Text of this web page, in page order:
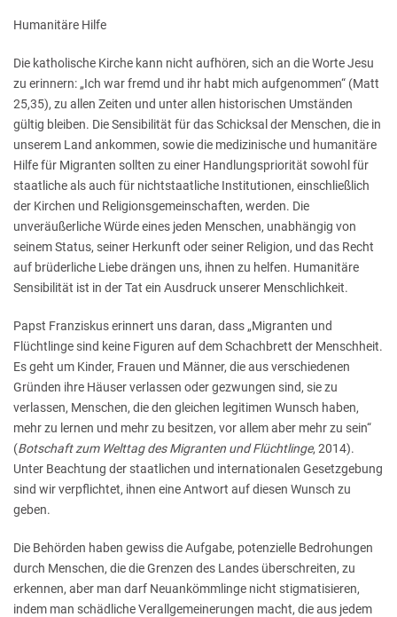
Humanitäre Hilfe
Die katholische Kirche kann nicht aufhören, sich an die Worte Jesu
zu erinnern: „Ich war fremd und ihr habt mich aufgenommen“ (Matt
25,35), zu allen Zeiten und unter allen historischen Umständen
gültig bleiben. Die Sensibilität für das Schicksal der Menschen, die in
unserem Land ankommen, sowie die medizinische und humanitäre
Hilfe für Migranten sollten zu einer Handlungspriorität sowohl für
staatliche als auch für nichtstaatliche Institutionen, einschließlich
der Kirchen und Religionsgemeinschaften, werden. Die
unveräußerliche Würde eines jeden Menschen, unabhängig von
seinem Status, seiner Herkunft oder seiner Religion, und das Recht
auf brüderliche Liebe drängen uns, ihnen zu helfen. Humanitäre
Sensibilität ist in der Tat ein Ausdruck unserer Menschlichkeit.
Papst Franziskus erinnert uns daran, dass „Migranten und
Flüchtlinge sind keine Figuren auf dem Schachbrett der Menschheit.
Es geht um Kinder, Frauen und Männer, die aus verschiedenen
Gründen ihre Häuser verlassen oder gezwungen sind, sie zu
verlassen, Menschen, die den gleichen legitimen Wunsch haben,
mehr zu lernen und mehr zu besitzen, vor allem aber mehr zu sein“
(Botschaft zum Welttag des Migranten und Flüchtlinge, 2014).
Unter Beachtung der staatlichen und internationalen Gesetzgebung
sind wir verpflichtet, ihnen eine Antwort auf diesen Wunsch zu
geben.
Die Behörden haben gewiss die Aufgabe, potenzielle Bedrohungen
durch Menschen, die die Grenzen des Landes überschreiten, zu
erkennen, aber man darf Neuankömmlinge nicht stigmatisieren,
indem man schädliche Verallgemeinerungen macht, die aus jedem